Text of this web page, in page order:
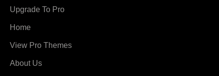
Upgrade To Pro
Home
View Pro Themes
About Us